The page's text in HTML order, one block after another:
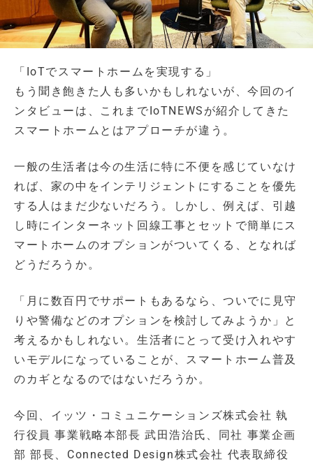
「IoTでスマートホームを実現する」
もう聞き飽きた人も多いかもしれないが、今回のイ
ンタビューは、これまでIoTNEWSが紹介してきた
スマートホームとはアプローチが違う。
一般の生活者は今の生活に特に不便を感じていなけ
れば、家の中をインテリジェントにすることを優先
する人はまだ少ないだろう。しかし、例えば、引越
し時にインターネット回線工事とセットで簡単にス
マートホームのオプションがついてくる、となれば
どうだろうか。
「月に数百円でサポートもあるなら、ついでに見守
りや警備などのオプションを検討してみようか」と
考えるかもしれない。生活者にとって受け入れやす
いモデルになっていることが、スマートホーム普及
のカギとなるのではないだろうか。
今回、イッツ・コミュニケーションズ株式会社 執
行役員 事業戦略本部長 武田浩治氏、同社 事業企画
部 部長、Connected Design株式会社 代表取締役